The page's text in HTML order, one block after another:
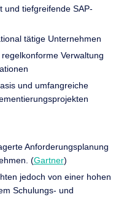
und tiefgreifende SAP-
tätige Unternehmen
Verwaltung
und umfangreiche
Anforderungsplanung
(Gartner)
jedoch von einer hohen
Schulungs- und